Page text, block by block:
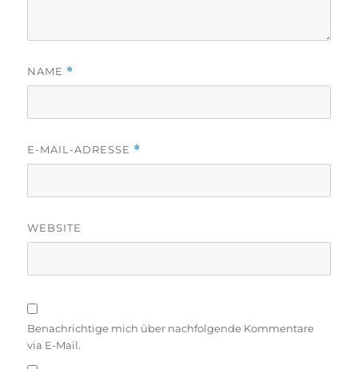
NAME *
E-MAIL-ADRESSE *
WEBSITE
Benachrichtige mich über nachfolgende Kommentare
via E-Mail.